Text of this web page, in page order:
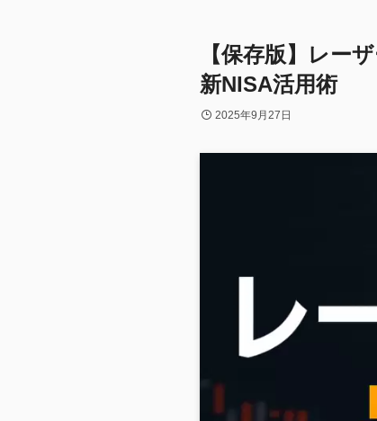
【保存版】レー
新NISA活用術
2025年9月27日